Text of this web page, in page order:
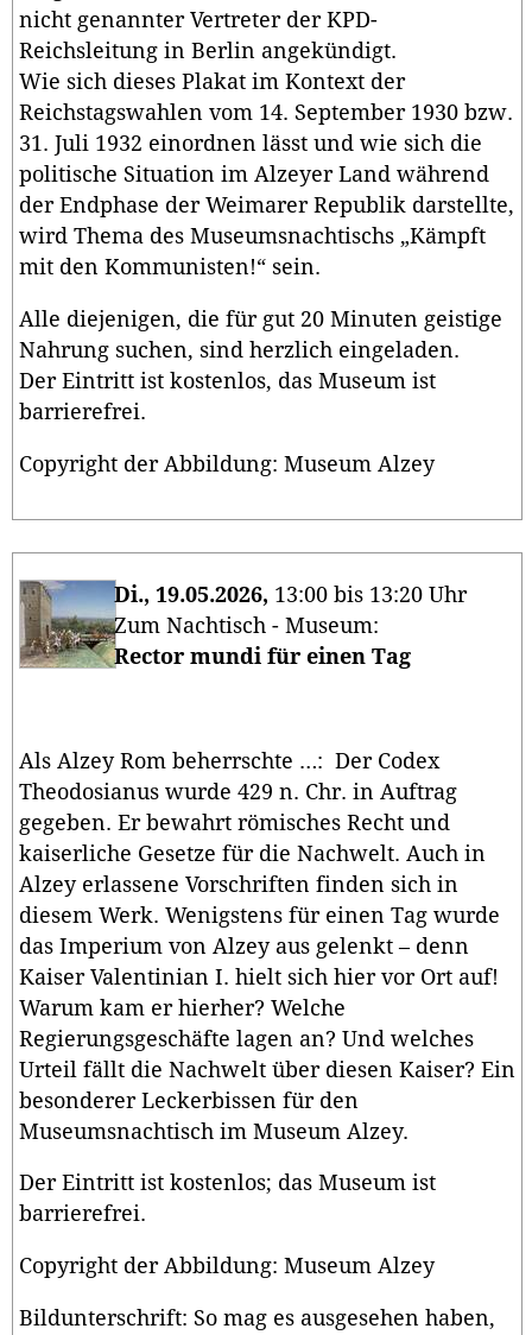
nicht genannter Vertreter der KPD-
Reichsleitung in Berlin angekündigt.
Wie sich dieses Plakat im Kontext der
Reichstagswahlen vom 14. September 1930 bzw.
31. Juli 1932 einordnen lässt und wie sich die
politische Situation im Alzeyer Land während
der Endphase der Weimarer Republik darstellte,
wird Thema des Museumsnachtischs „Kämpft
mit den Kommunisten!“ sein.
Alle diejenigen, die für gut 20 Minuten geistige
Nahrung suchen, sind herzlich eingeladen.
Der Eintritt ist kostenlos, das Museum ist
barrierefrei.
Copyright der Abbildung: Museum Alzey
Di., 19.05.2026, 13:00 bis 13:20 Uhr
Zum Nachtisch - Museum:
Rector mundi für einen Tag
Als Alzey Rom beherrschte …: Der Codex
Theodosianus wurde 429 n. Chr. in Auftrag
gegeben. Er bewahrt römisches Recht und
kaiserliche Gesetze für die Nachwelt. Auch in
Alzey erlassene Vorschriften finden sich in
diesem Werk. Wenigstens für einen Tag wurde
das Imperium von Alzey aus gelenkt – denn
Kaiser Valentinian I. hielt sich hier vor Ort auf!
Warum kam er hierher? Welche
Regierungsgeschäfte lagen an? Und welches
Urteil fällt die Nachwelt über diesen Kaiser? Ein
besonderer Leckerbissen für den
Museumsnachtisch im Museum Alzey.
Der Eintritt ist kostenlos; das Museum ist
barrierefrei.
Copyright der Abbildung: Museum Alzey
Bildunterschrift: So mag es ausgesehen haben,